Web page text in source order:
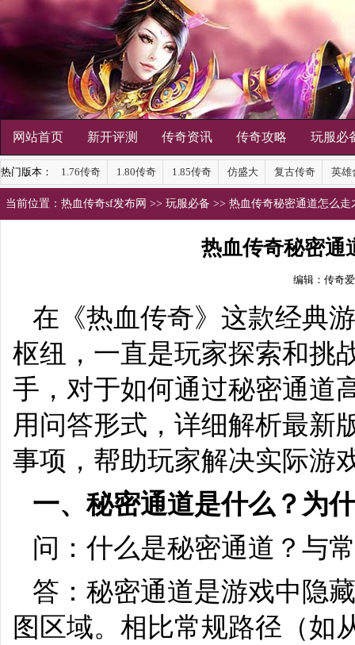
网站首页 新开评测 传奇资讯 传奇攻略 玩服必
热门版本： 1.76传奇 1.80传奇 1.85传奇 仿盛大 复古传奇 英雄
当前位置： 热血传奇sf发布网 >> 玩服必备 >> 热血传奇秘密通道怎么走
热血传奇秘密通
编辑：传奇
在《热血传奇》这款经典
枢纽，一直是玩家探索和挑
手，对于如何通过秘密通道
用问答形式，详细解析最新
事项，帮助玩家解决实际游
一、秘密通道是什么？为
问：什么是秘密通道？与
答：秘密通道是游戏中隐
图区域。相比常规路径（如